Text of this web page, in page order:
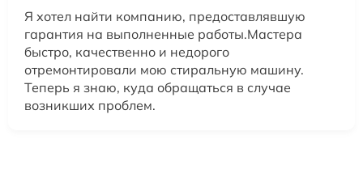
Я хотел найти компанию, предоставлявшую
гарантия на выполненные работы.Мастера
быстро, качественно и недорого
отремонтировали мою стиральную машину.
Теперь я знаю, куда обращаться в случае
возникших проблем.